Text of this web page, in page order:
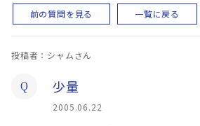
前の質問を見る 一覧に戻る
投稿者：シャムさん
Q 少量
2005.06.22